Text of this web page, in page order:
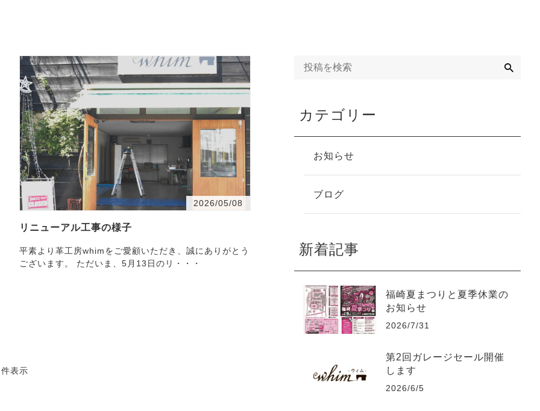
2026/05/08
リニューアル工事の様子
平素より革工房whimをご愛顧いただき、誠にありがとう
ございます。 ただいま、5月13日のリ・・・
表示
カテゴリー
お知らせ
ブログ
新着記事
福崎夏まつりと夏季休業の
お知らせ
2026/7/31
第2回ガレージセール開催
します
2026/6/5